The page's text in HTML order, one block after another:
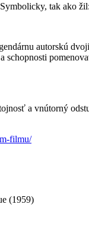
tak ako
autorskú
a vnútorný
filmu/
(1959)